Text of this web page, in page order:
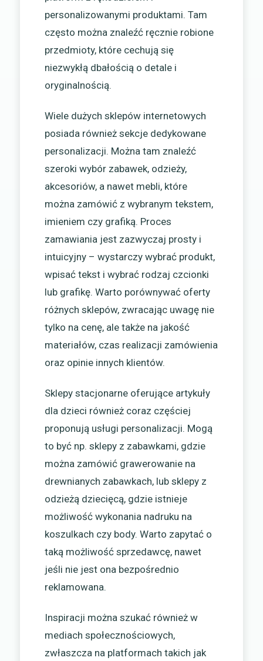
personalizowanymi produktami. Tam
często można znaleźć ręcznie robione
przedmioty, które cechują się
niezwykłą dbałością o detale i
oryginalnością.
Wiele dużych sklepów internetowych
posiada również sekcje dedykowane
personalizacji. Można tam znaleźć
szeroki wybór zabawek, odzieży,
akcesoriów, a nawet mebli, które
można zamówić z wybranym tekstem,
imieniem czy grafiką. Proces
zamawiania jest zazwyczaj prosty i
intuicyjny – wystarczy wybrać produkt,
wpisać tekst i wybrać rodzaj czcionki
lub grafikę. Warto porównywać oferty
różnych sklepów, zwracając uwagę nie
tylko na cenę, ale także na jakość
materiałów, czas realizacji zamówienia
oraz opinie innych klientów.
Sklepy stacjonarne oferujące artykuły
dla dzieci również coraz częściej
proponują usługi personalizacji. Mogą
to być np. sklepy z zabawkami, gdzie
można zamówić grawerowanie na
drewnianych zabawkach, lub sklepy z
odzieżą dziecięcą, gdzie istnieje
możliwość wykonania nadruku na
koszulkach czy body. Warto zapytać o
taką możliwość sprzedawcę, nawet
jeśli nie jest ona bezpośrednio
reklamowana.
Inspiracji można szukać również w
mediach społecznościowych,
zwłaszcza na platformach takich jak